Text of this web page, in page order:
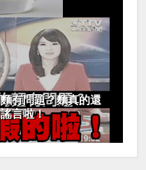
麵有問題？麵真的還
言啦！